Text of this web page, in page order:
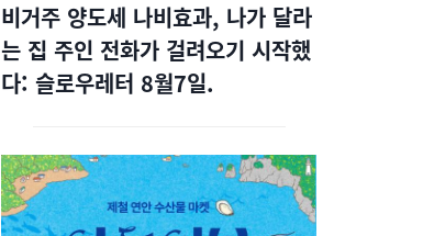
비거주 양도세 나비효과, 나가 달라
는 집 주인 전화가 걸려오기 시작했
다: 슬로우레터 8월7일.